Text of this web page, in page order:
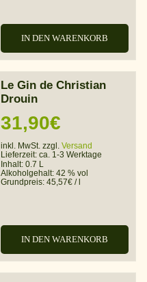
IN DEN WARENKORB
Le Gin de Christian
Drouin
31,90€
inkl. MwSt. zzgl. Versand
Lieferzeit: ca. 1-3 Werktage
Inhalt: 0.7 L
Alkoholgehalt: 42 % vol
Grundpreis: 45,57€ /l
IN DEN WARENKORB